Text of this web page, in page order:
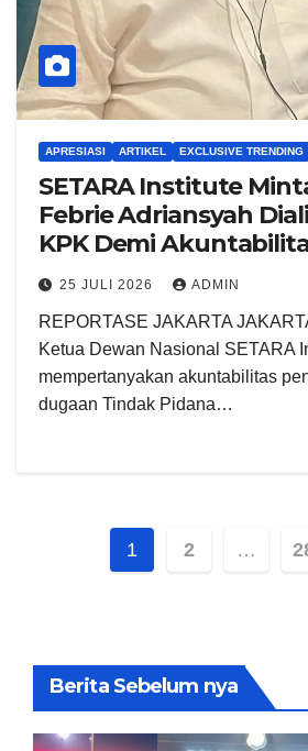
APRESIASI ARTIKEL EXCLUSIVE TRENDING
SETARA Institute
Febrie Adriansyah
KPK Demi
Penegakan Hukum
25 JULI 2026 ADMIN
REPORTASE JAKARTA
Ketua Dewan Nasional SETARA
mempertanyakan akuntabilitas
dugaan Tindak Pidana…
Paginasi
1 2 …
Berita Sebelum nya